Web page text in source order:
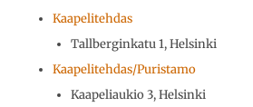
Kaapelitehdas
Tallberginkatu 1, Helsinki
Kaapelitehdas/Puristamo
Kaapeliaukio 3, Helsinki